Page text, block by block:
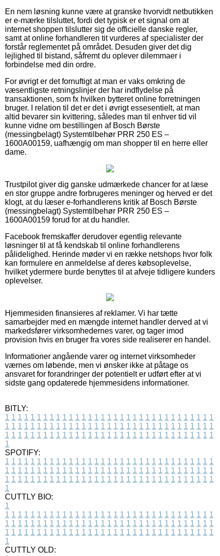
En nem løsning kunne være at granske hvorvidt netbutikken
er e-mærke tilsluttet, fordi det typisk er et signal om at
internet shoppen tilslutter sig de officielle danske regler,
samt at online forhandleren tit vurderes af specialister der
forstår reglementet på området. Desuden giver det dig
lejlighed til bistand, såfremt du oplever dilemmaer i
forbindelse med din ordre.
For øvrigt er det fornuftigt at man er vaks omkring de
væsentligste retningslinjer der har indflydelse på
transaktionen, som fx hvilken bytteret online forretningen
bruger. I relation til det er det i øvrigt essesentielt, at man
altid bevarer sin kvittering, således man til enhver tid vil
kunne vidne om bestillingen af Bosch Børste
(messingbelagt) Systemtilbehør PRR 250 ES –
1600A00159, uafhængig om man shopper til en herre eller
dame.
Trustpilot giver dig ganske udmærkede chancer for at læse
en stor gruppe andre forbrugeres meninger og herved er det
klogt, at du læser e-forhandlerens kritik af Bosch Børste
(messingbelagt) Systemtilbehør PRR 250 ES –
1600A00159 forud for at du handler.
Facebook fremskaffer derudover egentlig relevante
løsninger til at få kendskab til online forhandlerens
pålidelighed. Herinde møder vi en række netshops hvor folk
kan formulere en anmeldelse af deres købsoplevelse,
hvilket ydermere burde benyttes til at afveje tidligere kunders
oplevelser.
Hjemmesiden finansieres af reklamer. Vi har tætte
samarbejder med en mængde internet handler derved at vi
markedsfører virksomhedernes varer, og tager imod
provision hvis en bruger fra vores side realiserer en handel.
Informationer angående varer og internet virksomheder
værnes om løbende, men vi ønsker ikke at påtage os
ansvaret for forandringer der potentielt er udført efter at vi
sidste gang opdaterede hjemmesidens informationer.
BITLY:
1 1 1 1 1 1 1 1 1 1 1 1 1 1 1 1 1 1 1 1 1 1 1 1 1 1 1 1 1 1 1 1 1
1 1 1 1 1 1 1 1 1 1 1 1 1 1 1 1 1 1 1 1 1 1 1 1 1 1 1 1 1 1 1 1 1
1 1 1 1 1 1 1 1 1 1 1 1 1 1 1 1 1 1 1 1 1 1 1 1 1 1 1 1 1 1 1 1 1
1
SPOTIFY:
1 1 1 1 1 1 1 1 1 1 1 1 1 1 1 1 1 1 1 1 1 1 1 1 1 1 1 1 1 1 1 1 1
1 1 1 1 1 1 1 1 1 1 1 1 1 1 1 1 1 1 1 1 1 1 1 1 1 1 1 1 1 1 1 1 1
1 1 1 1 1 1 1 1 1 1 1 1 1 1 1 1 1 1 1 1 1 1 1 1 1 1 1 1 1 1 1 1 1
1
CUTTLY BIO:
1
1 1 1 1 1 1 1 1 1 1 1 1 1 1 1 1 1 1 1 1 1 1 1 1 1 1 1 1 1 1 1 1 1
1 1 1 1 1 1 1 1 1 1 1 1 1 1 1 1 1 1 1 1 1 1 1 1 1 1 1 1 1 1 1 1 1
1 1 1 1 1 1 1 1 1 1 1 1 1 1 1 1 1 1 1 1 1 1 1 1 1 1 1 1 1 1 1 1 1
1
CUTTLY OLD: